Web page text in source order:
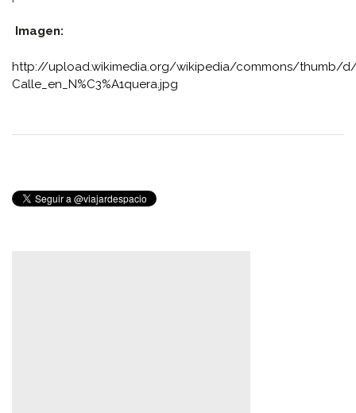
Imagen:
http://upload.wikimedia.org/wikipedia/commons/thumb/d/
Calle_en_N%C3%A1quera.jpg